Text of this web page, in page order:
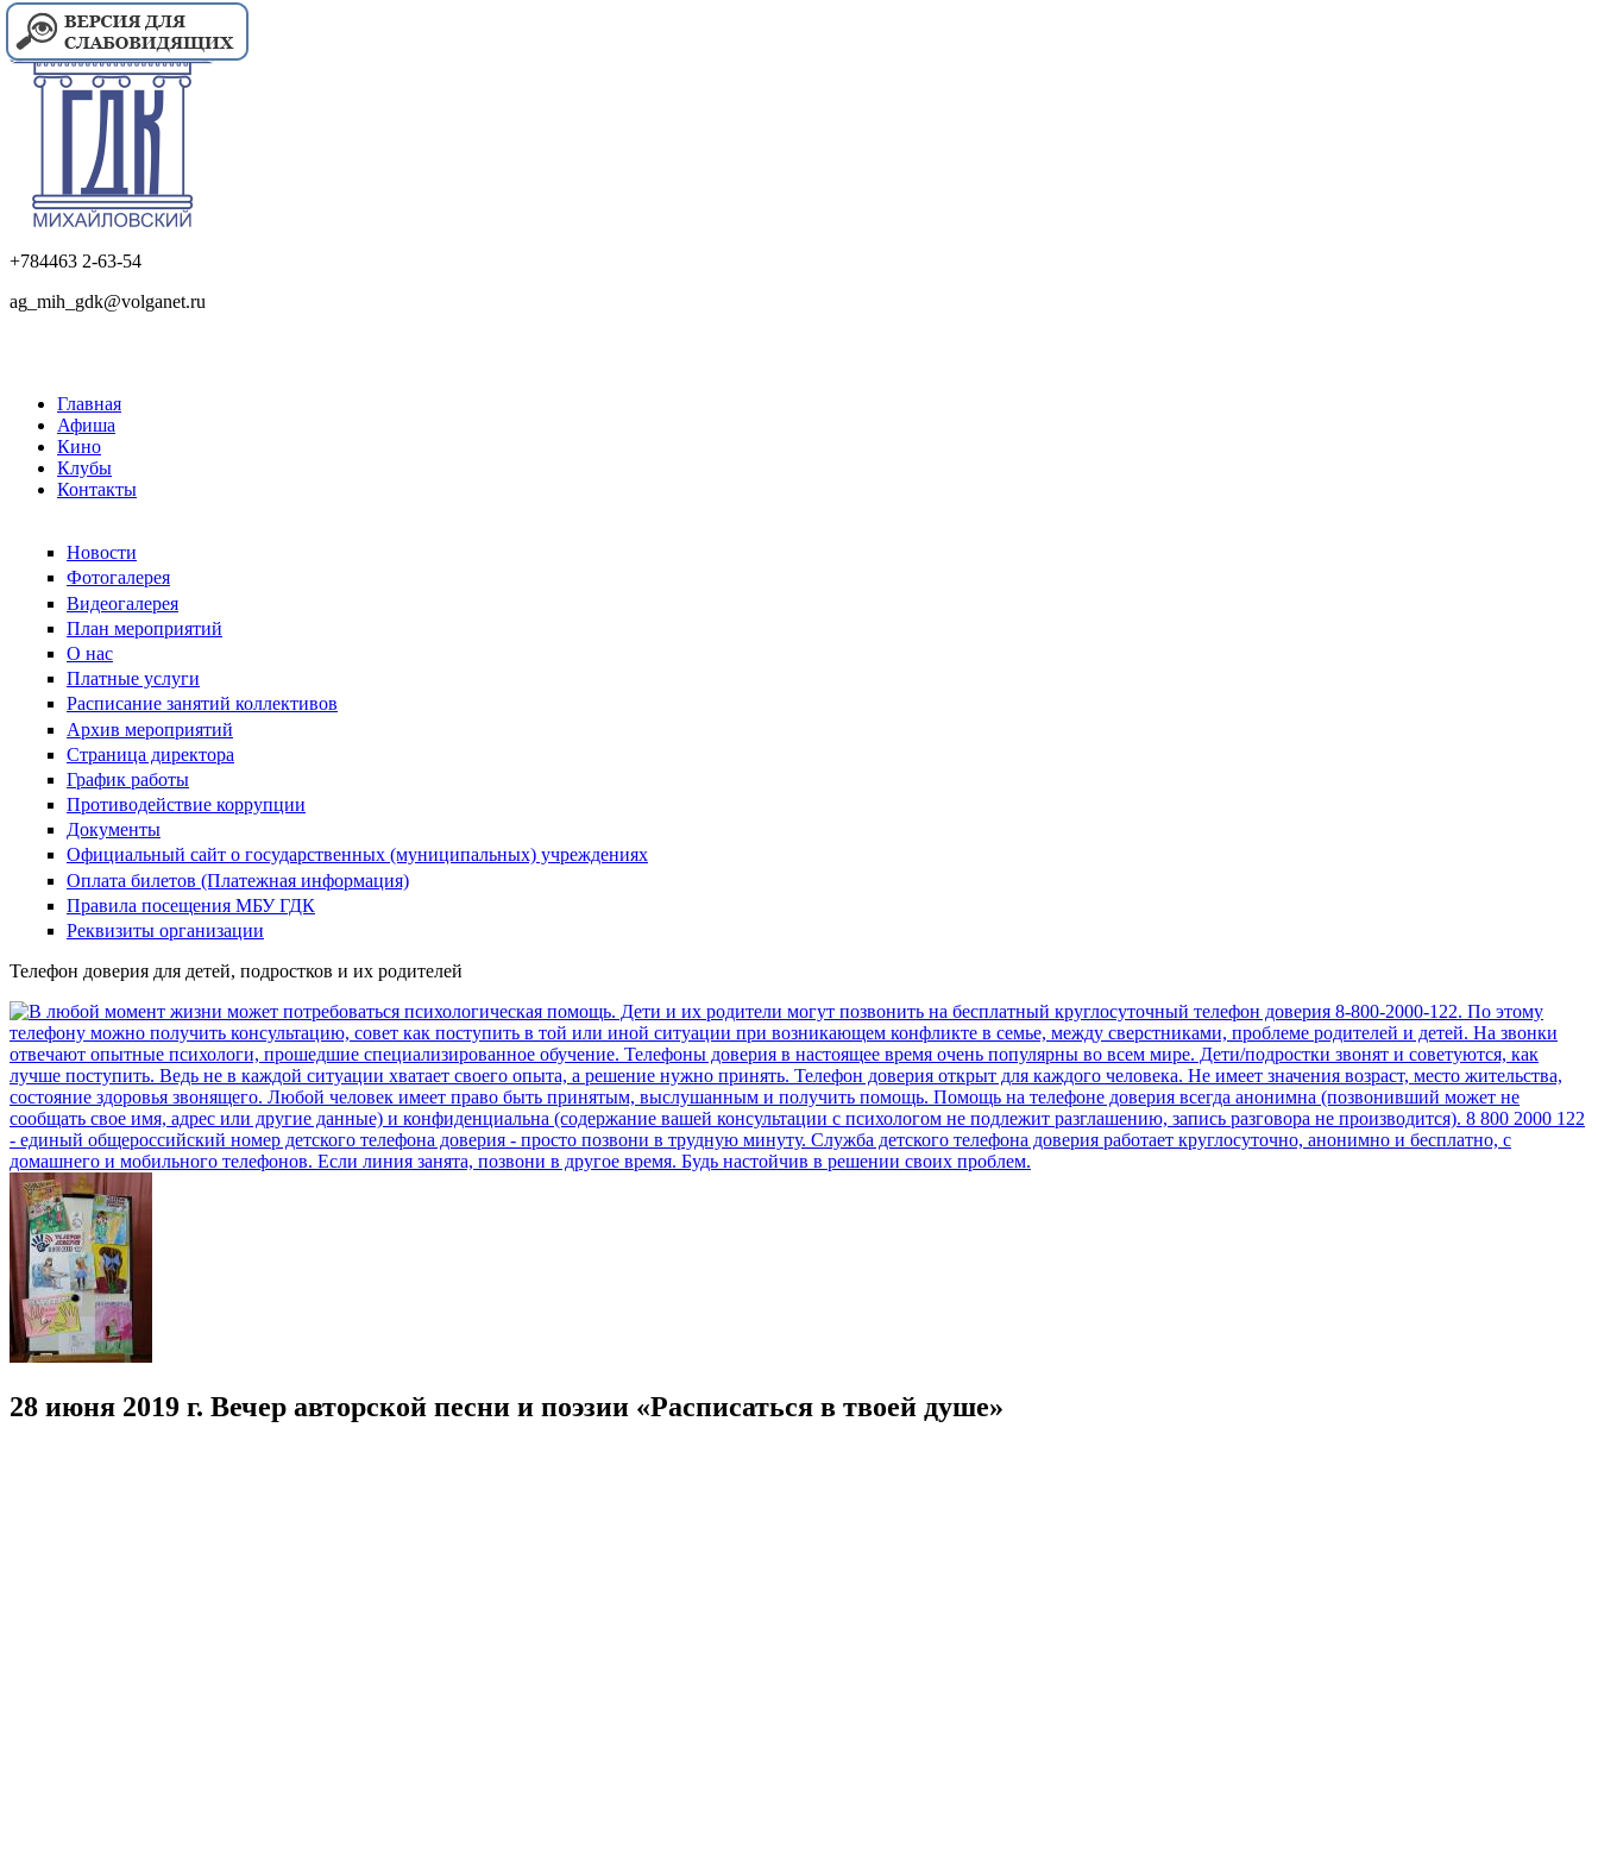
+784463 2-63-54
ag_mih_gdk@volganet.ru
Главная
Афиша
Кино
Клубы
Контакты
Новости
Фотогалерея
Видеогалерея
План мероприятий
О нас
Платные услуги
Расписание занятий коллективов
Архив мероприятий
Страница директора
График работы
Противодействие коррупции
Документы
Официальный сайт о государственных (муниципальных) учреждениях
Оплата билетов (Платежная информация)
Правила посещения МБУ ГДК
Реквизиты организации
Телефон доверия для детей, подростков и их родителей
28 июня 2019 г. Вечер авторской песни и поэзии «Расписаться в твоей душе»